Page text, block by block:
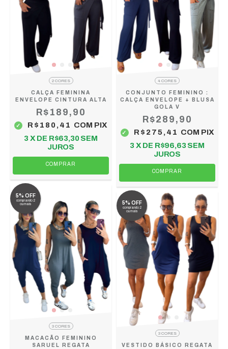
2 CORES
CALÇA FEMININA
ENVELOPE CINTURA ALTA
R$189,90
R$180,41 COM PIX
3 X DE R$63,30 SEM
JUROS
COMPRAR
4 CORES
CONJUNTO FEMININO :
CALÇA ENVELOPE + BLUSA
GOLA V
R$289,90
R$275,41 COM PIX
3 X DE R$96,63 SEM
JUROS
COMPRAR
5% OFF
comprando 2
ou mais
3 CORES
MACACÃO FEMININO
SARUEL REGATA
5% OFF
comprando 2
ou mais
3 CORES
VESTIDO BÁSICO REGATA